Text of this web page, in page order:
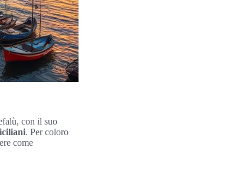
con il suo
. Per coloro
come